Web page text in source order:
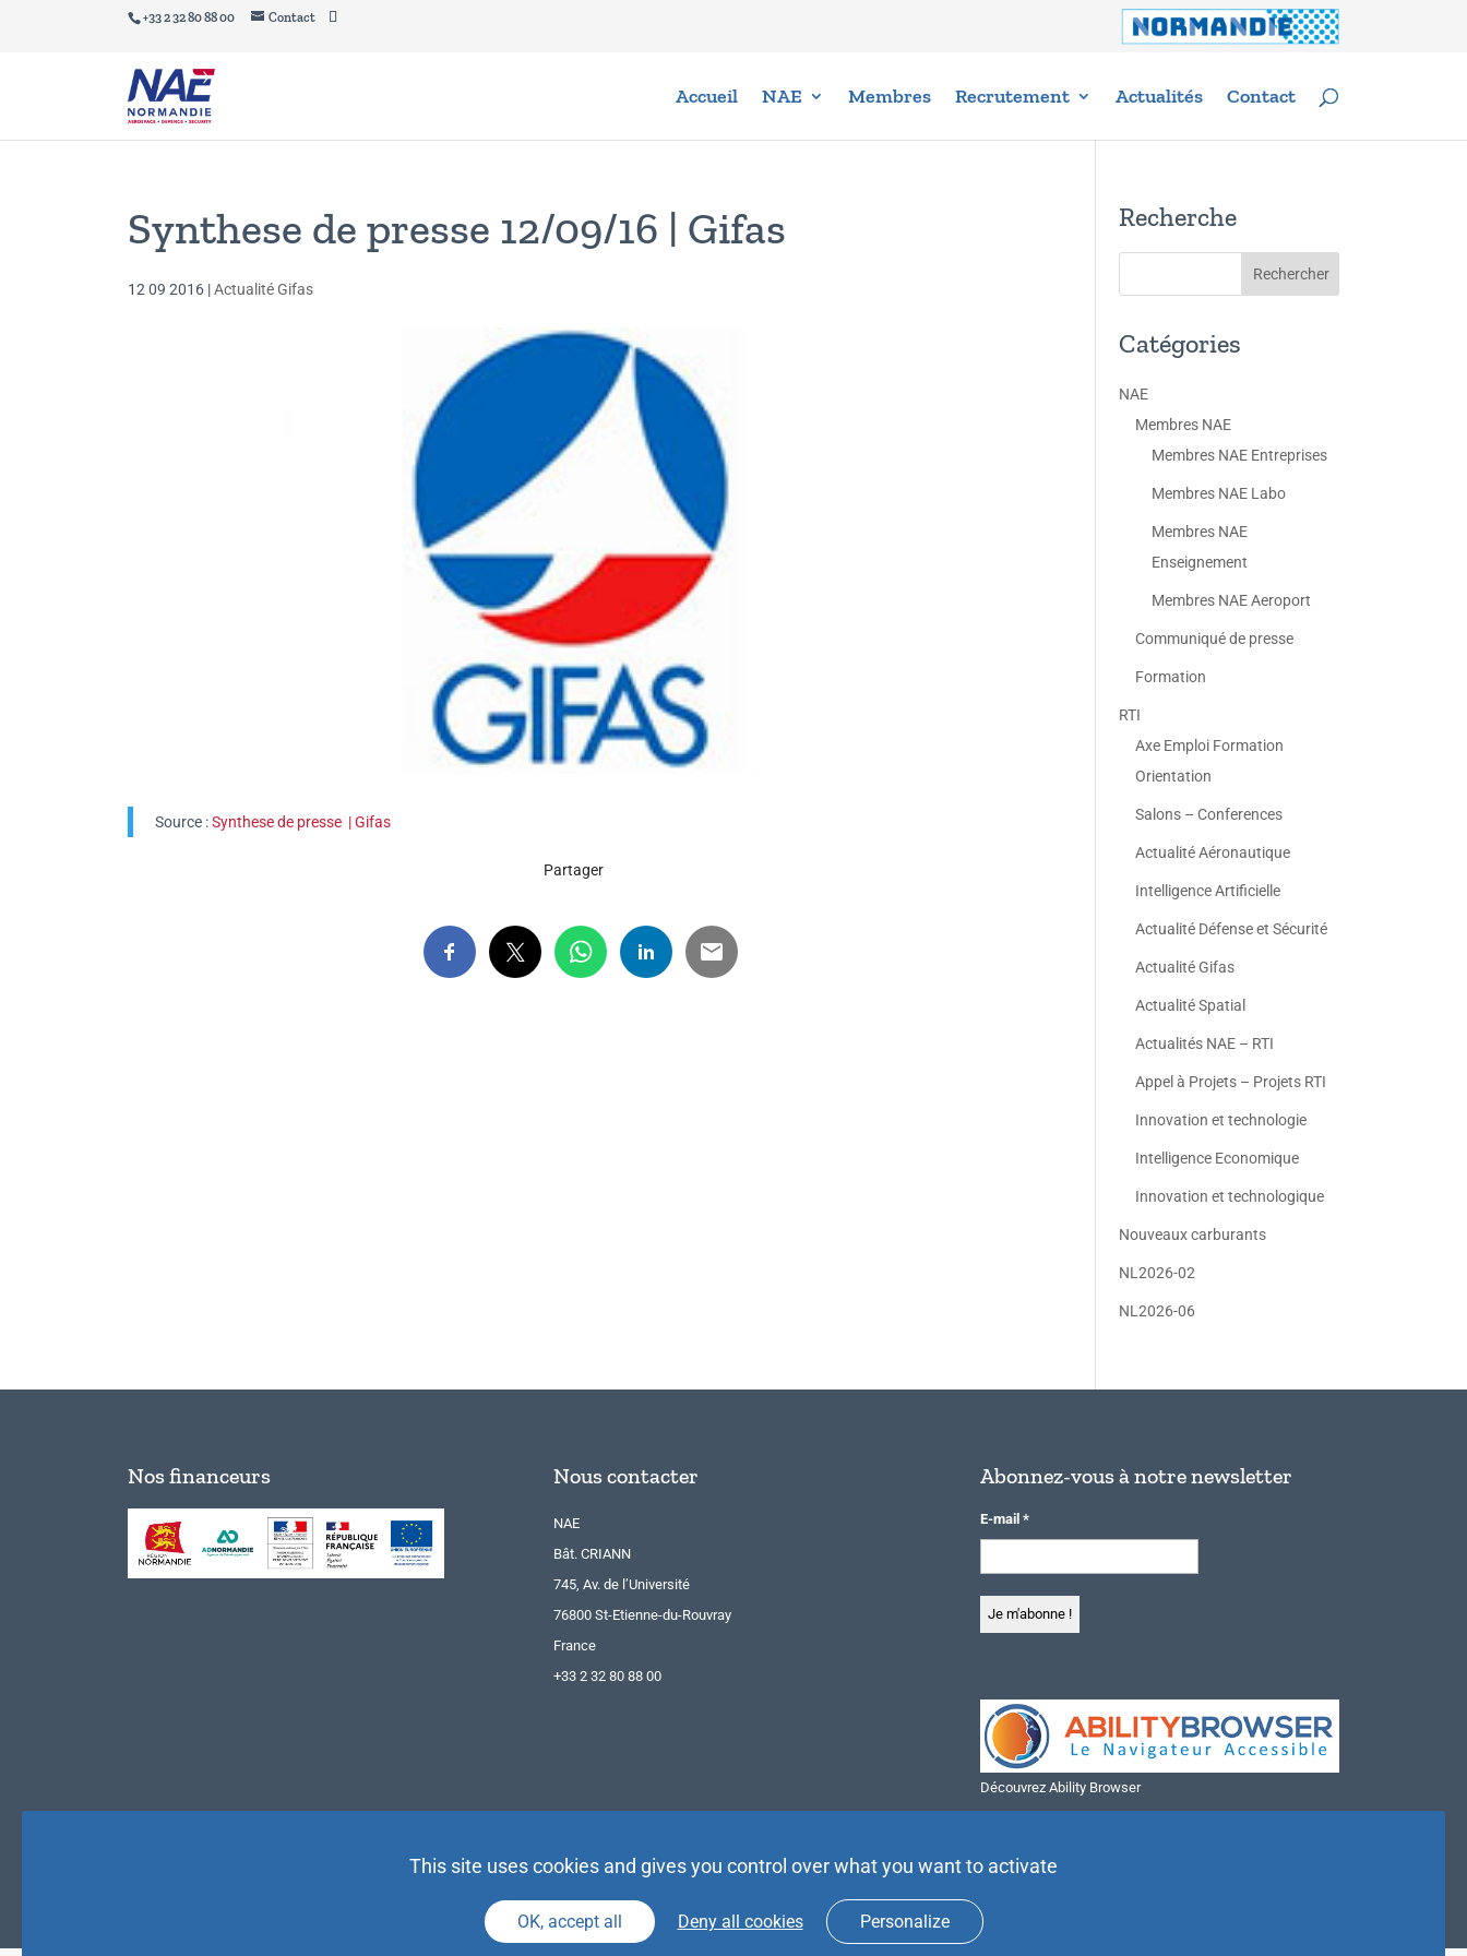
+33 2 32 80 88 00 Contact
Accueil NAE Membres Recrutement Actualités Contact
Synthese de presse 12/09/16 | Gifas
12 09 2016 |Actualité Gifas
Source :Synthese de presse | Gifas
Partager
Recherche
Catégories
NAE
Membres NAE
Membres NAE Entreprises
Membres NAE Labo
Membres NAE
Enseignement
Membres NAE Aeroport
Communiqué de presse
Formation
RTI
Axe Emploi Formation
Orientation
Salons – Conferences
Actualité Aéronautique
Intelligence Artificielle
Actualité Défense et Sécurité
Actualité Gifas
Actualité Spatial
Actualités NAE – RTI
Appel à Projets – Projets RTI
Innovation et technologie
Intelligence Economique
Innovation et technologique
Nouveaux carburants
NL2026-02
NL2026-06
Nos financeurs Nous contacter
NAE
Bât. CRIANN
745, Av. de l’Université
76800 St-Etienne-du-Rouvray
France
+33 2 32 80 88 00
Abonnez-vous à notre newsletter
E-mail *
Découvrez Ability Browser
This site uses cookies and gives you control over what you want to activate
OK, accept all Deny all cookies Personalize